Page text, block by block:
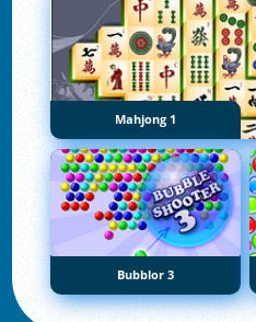
Mahjong 1
Bubblor 3